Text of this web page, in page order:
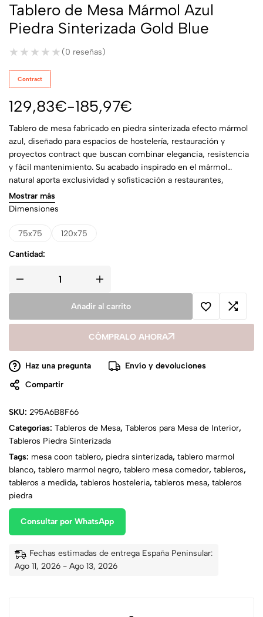
Tablero de Mesa Mármol Azul
Piedra Sinterizada Gold Blue
★★★★★
★★★★★ (0 reseñas)
Contract
129,83€-185,97€
Tablero de mesa fabricado en piedra sinterizada efecto mármol
azul, diseñado para espacios de hostelería, restauración y
proyectos contract que buscan combinar elegancia, resistencia
y fácil mantenimiento. Su acabado inspirado en el mármol
natural aporta exclusividad y sofisticación a restaurantes,
hoteles, cafeterías y viviendas contemporáneas.
Mostrar más
Dimensiones
75x75 120x75
Cantidad:
Añadir al carrito
CÓMPRALO AHORA
Haz una pregunta
Envío y devoluciones
Compartir
SKU: 295A6B8F66
Categorías: Tableros de Mesa, Tableros para Mesa de Interior,
Tableros Piedra Sinterizada
Tags: mesa coon tablero, piedra sinterizada, tablero marmol
blanco, tablero marmol negro, tablero mesa comedor, tableros,
tableros a medida, tableros hosteleria, tableros mesa, tableros
piedra
Consultar por WhatsApp
Fechas estimadas de entrega España Peninsular:
Ago 11, 2026 - Ago 13, 2026